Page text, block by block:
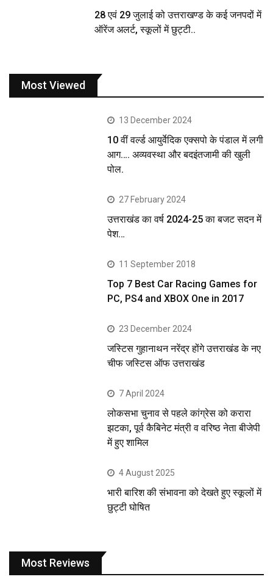
28 एवं 29 जुलाई को उत्तराखण्ड के कई जनपदों में
ऑरेंज अलर्ट, स्कूलों में छुट्टी..
Most Viewed
13 December 2024
10 वीं वर्ल्ड आयुर्वेदिक एक्सपो के पंडाल में लगी
आग…. अव्यवस्था और बदइंतजामी की खुली
पोल.
27 February 2024
उत्तराखंड का वर्ष 2024-25 का बजट सदन में
पेश…
11 September 2018
Top 7 Best Car Racing Games for
PC, PS4 and XBOX One in 2017
23 December 2024
जस्टिस गुहानाथन नरेंद्र होंगे उत्तराखंड के नए
चीफ जस्टिस ऑफ उत्तराखंड
7 April 2024
लोकसभा चुनाव से पहले कांग्रेस को करारा
झटका, पूर्व कैबिनेट मंत्री व वरिष्ठ नेता बीजेपी
में हुए शामिल
4 August 2025
भारी बारिश की संभावना को देखते हुए स्कूलों में
छुट्टी घोषित
Most Reviews